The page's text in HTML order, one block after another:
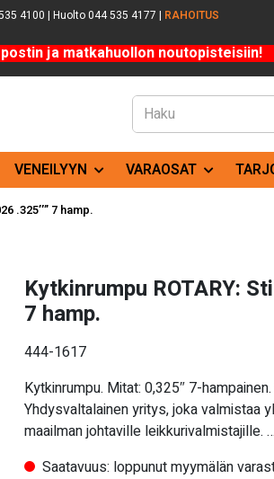
4100 | Huolto 044 535 4177 | RAHOITUS
ja matkahuollon noutopisteisiin!
VENEILYYN VARAOSAT
.325″” 7 hamp.
Kytkinrumpu ROTARY:
7 hamp.
444-1617
Kytkinrumpu. Mitat: 0,325″ 7-
Yhdysvaltalainen yritys, joka valmistaa
maailman johtaville leikkurivalmistajille. …
Saatavuus: loppunut myymälän